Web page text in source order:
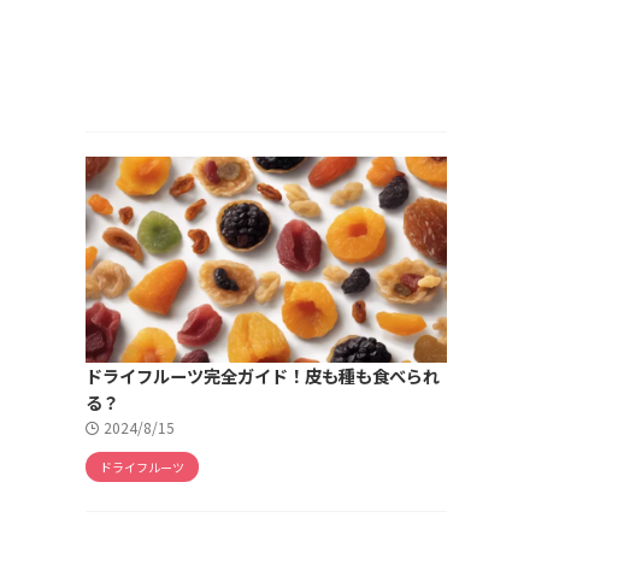
ドライフルーツ完全ガイド！皮も種も食べられ
る？
2024/8/15
ドライフルーツ